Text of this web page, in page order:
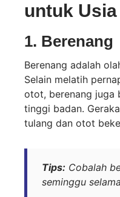
untuk Usia
1. Berenang
Berenang adalah
Selain melatih
otot, berenang juga
tinggi badan.
tulang dan otot
Tips: Cobalah
seminggu